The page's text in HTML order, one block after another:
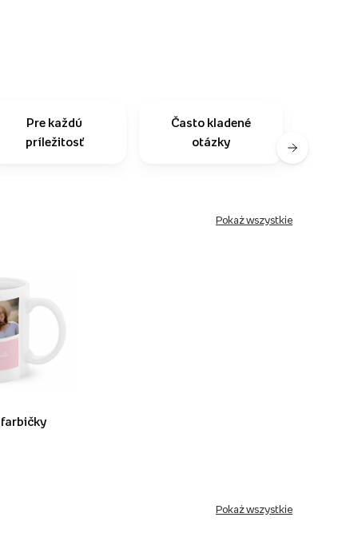
Pre každú
príležitosť
Často kladené
otázky
Pokaż wszystkie
Pokaż wszystkie